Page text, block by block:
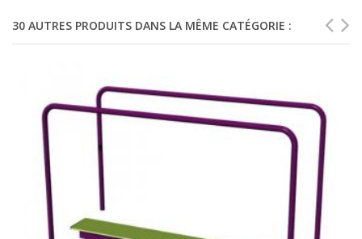
30 AUTRES PRODUITS DANS LA MÊME CATÉGORIE :